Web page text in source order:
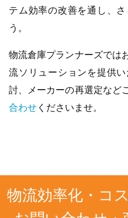
テム効率の改善を通し、
う。
物流倉庫プランナーズでは
流ソリューションを提供
討、メーカーの再選定など
合わせ くださいませ。
物流効率化・コ